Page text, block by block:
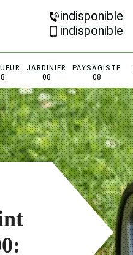
indisponible
indisponible
JARDINIER
08
PAYSAGISTE
08